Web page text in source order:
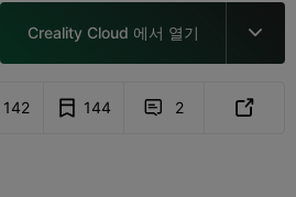
Creality Cloud 에서 열기 
142 144  2 